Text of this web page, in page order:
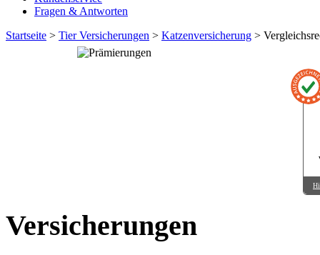
Fragen & Antworten
Startseite > Tier Versicherungen > Katzenversicherung >
Versicherungen